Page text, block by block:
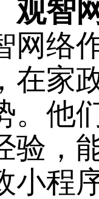
观智
网络
在家
。他
验，
小程